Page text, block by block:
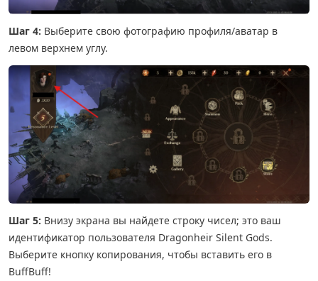
Шаг 4: Выберите свою фотографию профиля/аватар в
левом верхнем углу.
Шаг 5: Внизу экрана вы найдете строку чисел; это ваш
идентификатор пользователя Dragonheir Silent Gods.
Выберите кнопку копирования, чтобы вставить его в
BuffBuff!